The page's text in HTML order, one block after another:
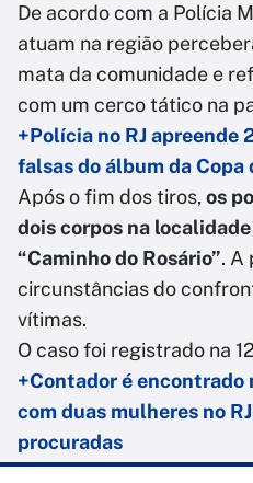
De acordo com a Polícia
atuam na região
mata da comunidade e
com um cerco tático na
+Polícia no RJ
falsas do álbum da Copa
Após o fim dos tiros, os
dois corpos na
“Caminho do Rosário”. A
circunstâncias do
vítimas.
O caso foi registrado na
+Contador é encontrado
com duas mulheres no
procuradas